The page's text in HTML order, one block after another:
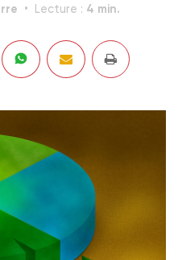
Lecture : 4 min.